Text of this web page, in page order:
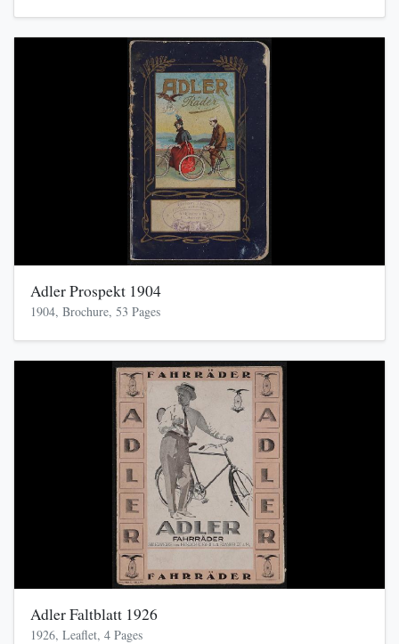
Adler Prospekt 1904
1904, Brochure, 53 Pages
Adler Faltblatt 1926
1926, Leaflet, 4 Pages